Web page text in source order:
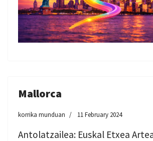
Mallorca
korrika munduan 11 February 2024
Antolatzailea: Euskal Etxea